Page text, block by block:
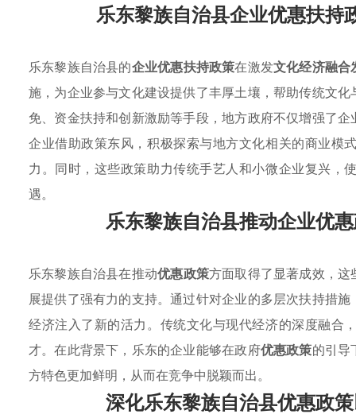
乐东黎族自治县企业优惠扶持
乐东黎族自治县的企业优惠扶持政策在激发文化经济融合
施，为企业参与文化建设提供了丰厚土壤，帮助传统文
免、资金扶持和创新激励等手段，地方政府不仅增强了
企业借助政策东风，积极探索与地方文化相关的商业模
力。同时，这些政策助力传统手艺人和小微企业复兴，
遇。
乐东黎族自治县推动企业优
乐东黎族自治县在推动优惠政策方面取得了显著成效，
展提供了强有力的支持。通过针对企业的多层次扶持措
经济注入了新的活力。传统文化与现代经济的深度融合
才。在此背景下，乐东的企业能够在政府优惠政策的引导
方特色更加鲜明，从而在竞争中脱颖而出。
深化乐东黎族自治县优惠政